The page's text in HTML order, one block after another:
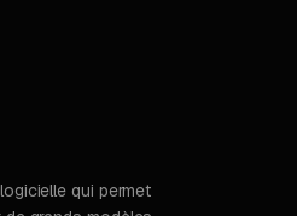
qui permet